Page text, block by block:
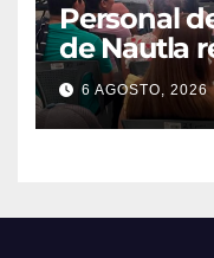
Personal
de Nautla
en6 AGOSTO, 2026